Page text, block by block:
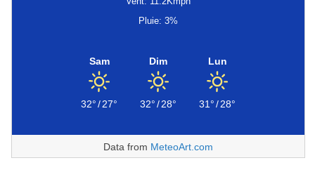
Pluie: 3%
Sam
32°/27°
Dim
32°/28°
Lun
31°/28°
Data from MeteoArt.com